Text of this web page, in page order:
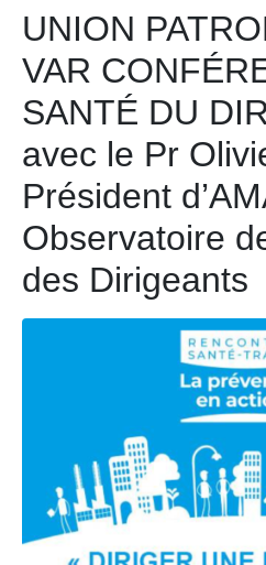
UNION
VAR
SANTÉ DU
avec le Pr
Président
Observatoire
des Dirigeants